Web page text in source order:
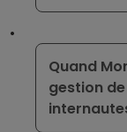
Quand
gestion